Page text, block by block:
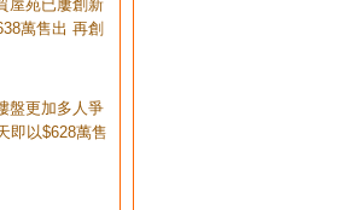
屋苑已屢創新
萬售出 再創
盤更加多人爭
即以$628萬售